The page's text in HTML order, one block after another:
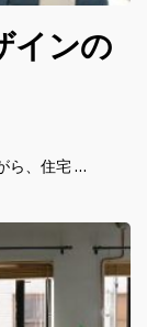
インの
ら、住宅 …